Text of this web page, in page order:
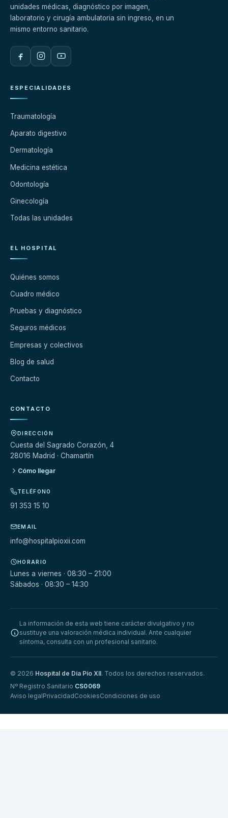
unidades médicas, diagnóstico por imagen,
laboratorio y cirugía ambulatoria sin ingreso, en un
mismo entorno sanitario.
ESPECIALIDADES
Traumatología
Aparato digestivo
Dermatología
Medicina estética
Odontología
Ginecología
Todas las unidades
EL HOSPITAL
Quiénes somos
Cuadro médico
Pruebas y diagnóstico
Seguros médicos
Empresas y colectivos
Blog de salud
Contacto
CONTACTO
DIRECCIÓN
Cuesta del Sagrado Corazón, 4
28016 Madrid · Chamartín
Cómo llegar
TELÉFONO
91 353 15 10
EMAIL
info@hospitalpioxii.com
HORARIO
Lunes a viernes · 08:30 – 21:00
Sábados · 08:30 – 14:30
La información de esta web tiene carácter divulgativo y no
sustituye una valoración médica individual. Ante cualquier
síntoma, consulta con un profesional sanitario.
© 2026 Hospital de Día Pío XII. Todos los derechos reservados.
Nº Registro Sanitario CS0069
Aviso legalPrivacidadCookiesCondiciones de uso